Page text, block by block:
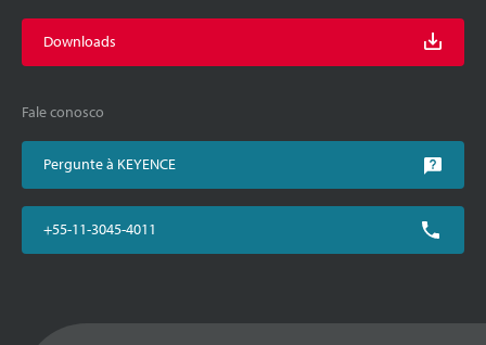
Downloads
Fale conosco
Pergunte à KEYENCE
+55-11-3045-4011